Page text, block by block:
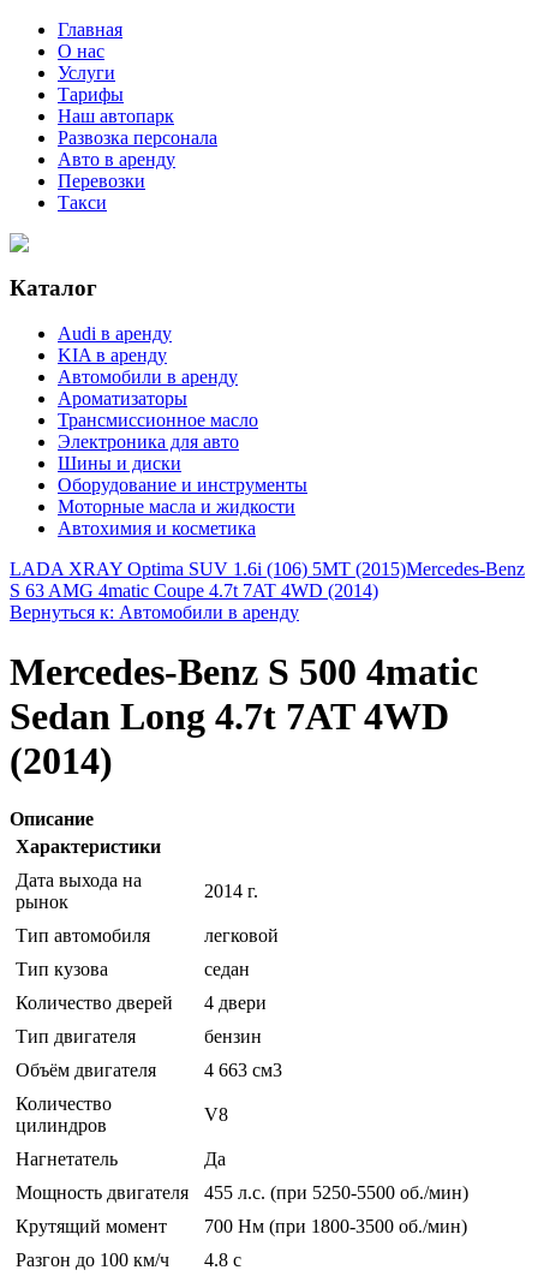
Главная
О нас
Услуги
Тарифы
Наш автопарк
Развозка персонала
Авто в аренду
Перевозки
Такси
Каталог
Audi в аренду
KIA в аренду
Автомобили в аренду
Ароматизаторы
Трансмиссионное масло
Электроника для авто
Шины и диски
Оборудование и инструменты
Моторные масла и жидкости
Автохимия и косметика
LADA XRAY Optima SUV 1.6i (106) 5MT (2015)Mercedes-Benz
S 63 AMG 4matic Coupe 4.7t 7AT 4WD (2014)
Вернуться к: Автомобили в аренду
Mercedes-Benz S 500 4matic
Sedan Long 4.7t 7AT 4WD
(2014)
Описание
Характеристики
Дата выхода на
рынок
2014 г.
Тип автомобиля
легковой
Тип кузова
седан
Количество дверей
4 двери
Тип двигателя
бензин
Объём двигателя
4 663 см3
Количество
цилиндров
V8
Нагнетатель
Да
Мощность двигателя
455 л.с. (при 5250-5500 об./мин)
Крутящий момент
700 Нм (при 1800-3500 об./мин)
Разгон до 100 км/ч
4.8 c